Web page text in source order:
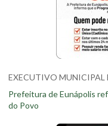
EXECUTIVO MUNICIPAL
Prefeitura de Eunápolis
do Povo